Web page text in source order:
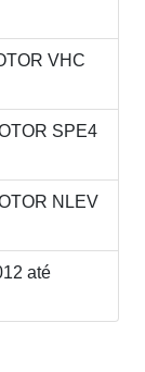
VHC
SPE4
NLEV
até